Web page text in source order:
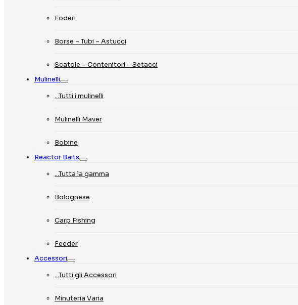
Foderi
Borse – Tubi – Astucci
Scatole – Contenitori – Setacci
Mulinelli
…Tutti i mulinelli
Mulinelli Maver
Bobine
Reactor Baits
…Tutta la gamma
Bolognese
Carp Fishing
Feeder
Accessori
…Tutti gli Accessori
Minuteria Varia